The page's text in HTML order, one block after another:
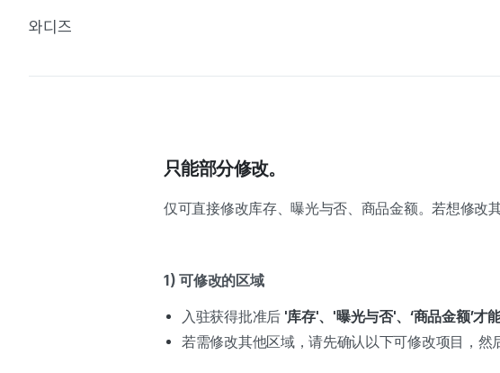
와디즈
只能部分修改。
仅可直接修改库存、曝光与否、商品金额。若想修改
1) 可修改的区域
入驻获得批准后'库存'、'曝光与否'、‘商品金额’才
若需修改其他区域，请先确认以下可修改项目，然